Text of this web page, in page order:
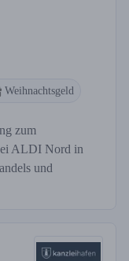
Weihnachtsgeld
zum
ALDI Nord in
und